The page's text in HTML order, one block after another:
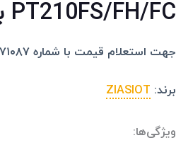
PT210FS/FH/FC با نمایشگر
جهت استعلام قیمت با شماره ۰۹۱۰۲۰۷۱۰۸۷ تماس بگیرید.
برند: ZIASIOT
ویژگی‌ها: